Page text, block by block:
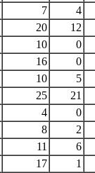
7
4
20
12
10
0
16
0
10
5
25
21
4
0
8
2
11
6
17
1